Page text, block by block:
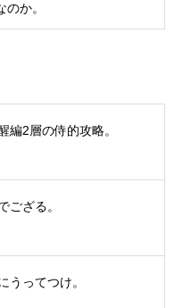
か。
編2層の侍的攻略。
ござる。
うってつけ。